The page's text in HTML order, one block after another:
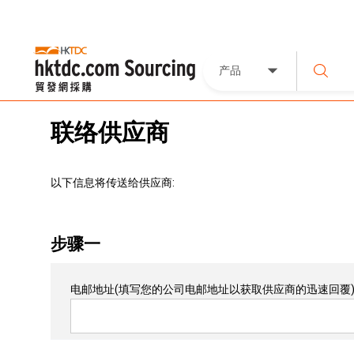
产品
联络供应商
以下信息将传送给供应商:
步骤一
电邮地址(填写您的公司电邮地址以获取供应商的迅速回覆)